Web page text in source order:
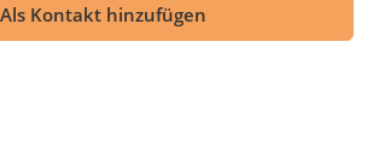
Als Kontakt hinzufügen